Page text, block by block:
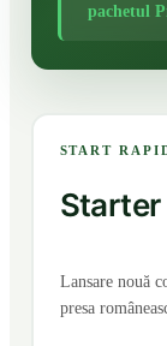
pachetul
START
Starter
Lansare nouă
presa